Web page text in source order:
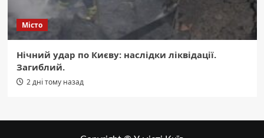
Місто
Нічний удар по Києву: наслідки ліквідації.
Загиблий.
2 дні тому назад